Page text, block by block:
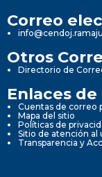
Correo
Otros
Directorio de
Enlaces
Cuentas de correo
Mapa del sitio
Políticas de
Sitio de atención al
Transparencia y